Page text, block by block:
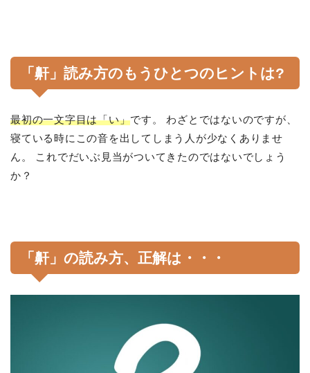
「鼾」読み方のもうひとつのヒントは?
最初の一文字目は「い」です。 わざとではないのですが、
寝ている時にこの音を出してしまう人が少なくありませ
ん。 これでだいぶ見当がついてきたのではないでしょう
か？
「鼾」の読み方、正解は・・・